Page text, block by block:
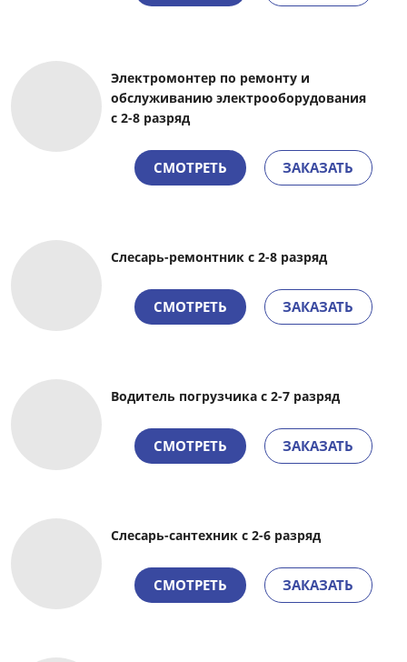
Электромонтер по ремонту и
обслуживанию электрооборудования
с 2-8 разряд
СМОТРЕТЬ ЗАКАЗАТЬ
Слесарь-ремонтник с 2-8 разряд
СМОТРЕТЬ ЗАКАЗАТЬ
Водитель погрузчика с 2-7 разряд
СМОТРЕТЬ ЗАКАЗАТЬ
Слесарь-сантехник с 2-6 разряд
СМОТРЕТЬ ЗАКАЗАТЬ